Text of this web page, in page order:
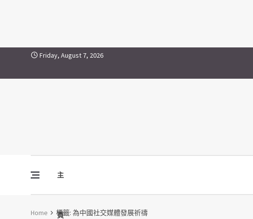
Skip to content
為中國社交媒體發展祈禱
Friday, August 7, 2026
主
頁
Vine Media
葡萄樹傳媒
Home 標籤: 為中國社交媒體發展祈禱